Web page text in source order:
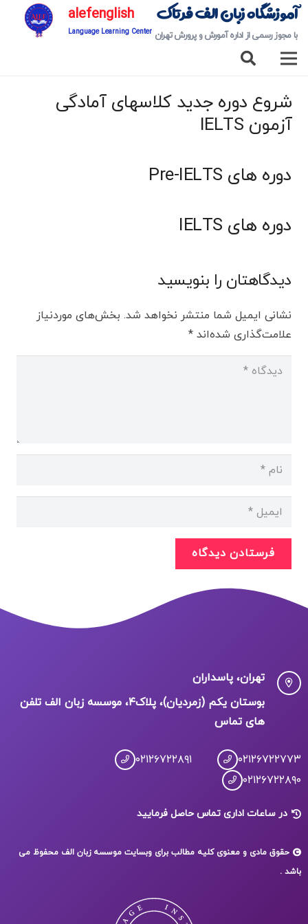
آموزشگاه زبان الف فرتاک
با مجوز رسمی از اداره آمورش و پرورش تهران
alefenglish
Language Learning Center
شروع دوره جدید کلاسهای آمادگی
آزمون IELTS
دوره های Pre-IELTS
دوره های IELTS
دیدگاهتان را بنویسید
نشانی ایمیل شما منتشر نخواهد شد. بخش‌های موردنیاز
علامت‌گذاری شده‌اند *
فرستادن دیدگاه
تهران، پاسداران
بوستان یکم (زمردیان)، پلاک۴، موسسه زبان الف تلفن
های تماس
۰۲۱۲۶۷۲۲۷۷۳
۰۲۱۲۶۷۲۲۸۹۱
۰۲۱۲۶۷۲۲۸۹۰
در ساعات اداری تماس حاصل فرمایید
حقوق مادی و معنوی کلیه مطالب برای وبسایت موسسه زبان الف محفوظ می
باشد .